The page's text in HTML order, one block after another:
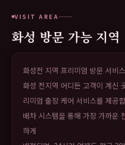
VISIT AREA
화성 방문 가능 지역
화성전 지역 프리미엄 방문 서비스
화성 전지역 어디든 고객이 계신
리미엄 출장 케어 서비스를 제공
배차 시스템을 통해 가장 가까운
하게